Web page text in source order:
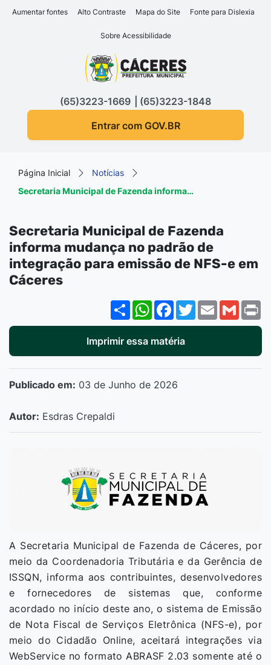
Seção de atalhos e links
Ir para o conteúdo [alt+1]
Ir para o rodapé [alt+4]
Aumentar fontes Alto Contraste Mapa do Site Fonte para Dislexia
Sobre Acessibilidade
Seção do menu principal
(65)3223-1669
(65)3223-1848
Entrar com GOV.BR
Página Inicial
Notícias
Secretaria Municipal de Fazenda informa…
Secretaria Municipal de Fazenda
informa mudança no padrão de
integração para emissão de NFS-e em
Cáceres
ShareWhatsApp
Facebook
Twitter
EmailGmail
Imprimir essa matéria
Publicado em: 03 de Junho de 2026
Autor: Esdras Crepaldi
A Secretaria Municipal de Fazenda de Cáceres, por
meio da Coordenadoria Tributária e da Gerência de
ISSQN, informa aos contribuintes, desenvolvedores
e fornecedores de sistemas que, conforme
acordado no início deste ano, o sistema de Emissão
de Nota Fiscal de Serviços Eletrônica (NFS-e), por
meio do Cidadão Online, aceitará integrações via
WebService no formato ABRASF 2.03 somente até o